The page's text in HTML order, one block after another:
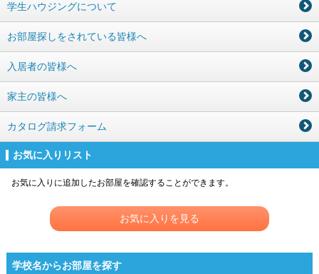
学生ハウジングについて
お部屋探しをされている皆様へ
入居者の皆様へ
家主の皆様へ
カタログ請求フォーム
お気に入りリスト
お気に入りに追加したお部屋を確認することができます。
お気に入りを見る
学校名からお部屋を探す